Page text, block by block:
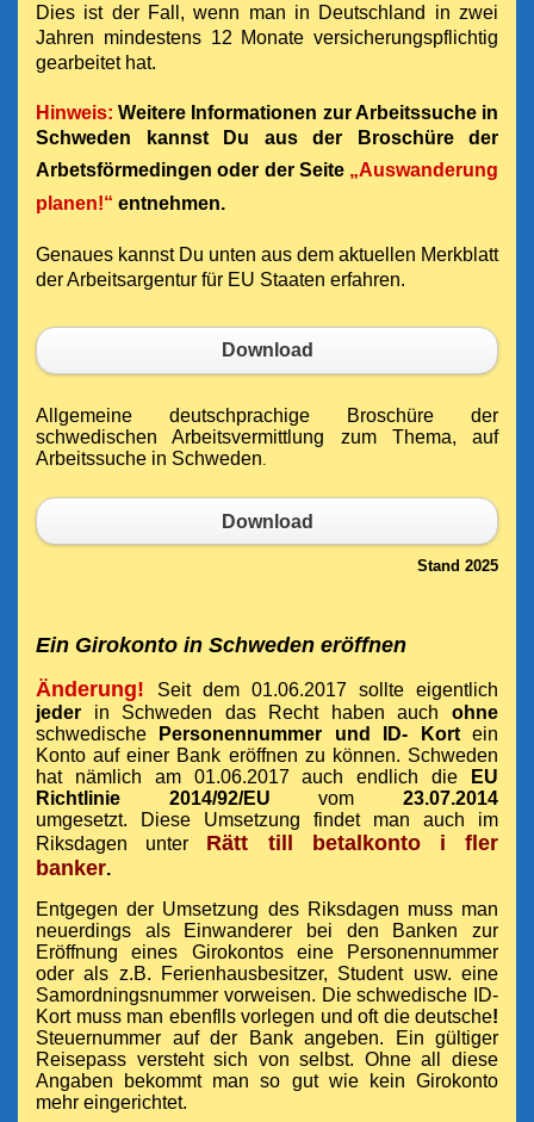
Dies ist der Fall, wenn man in Deutschland in zwei
Jahren mindestens 12 Monate versicherungspflichtig
gearbeitet hat.
Hinweis: Weitere Informationen zur Arbeitssuche in
Schweden kannst Du aus der Broschüre der
Arbetsförmedingen oder der Seite „Auswanderung
planen!“ entnehmen.
Genaues kannst Du unten aus dem aktuellen Merkblatt
der Arbeitsargentur für EU Staaten erfahren.
Download
Allgemeine deutschprachige Broschüre der
schwedischen Arbeitsvermittlung zum Thema, auf
Arbeitssuche in Schweden
Download
Stand 2025
Ein Girokonto in Schweden eröffnen
Änderung!
Seit dem 01.06.2017 sollte eigentlich
jeder in Schweden das Recht haben auch ohne
schwedische Personennummer und ID- Kortein
Konto auf einer Bank eröffnen zu können. Schweden
hat nämlich am 01.06.2017 auch endlich die
EU
Richtlinie 2014/92/EU vom23.07.2014
umgesetzt. Diese Umsetzung findet man auch im
Riksdagen unter Rätt till betalkonto i fler
banker.
Entgegen der Umsetzung des Riksdagen muss man
neuerdings als Einwanderer bei den Banken zur
Eröffnung eines Girokontos eine Personennummer
oder als z.B. Ferienhausbesitzer, Student usw. eine
Samordningsnummer vorweisen. Die schwedische ID-
Kort muss man ebenflls vorlegen und oft die deutsche!
Steuernummer auf der Bank angeben.
Ein gültiger
Reisepass versteht sich von selbst. Ohne all diese
Angaben bekommt man so gut wie kein Girokonto
mehr eingerichtet.